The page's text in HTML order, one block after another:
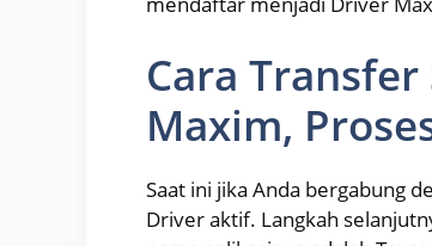
Cara
Maxim,
Saat ini jika Anda bergabung
Driver aktif. Langkah